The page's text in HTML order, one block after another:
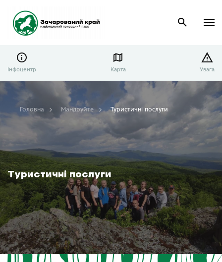
Інфоцентр Карта Увага
Туристичні послуги
Головна Мандруйте Туристичні послуги